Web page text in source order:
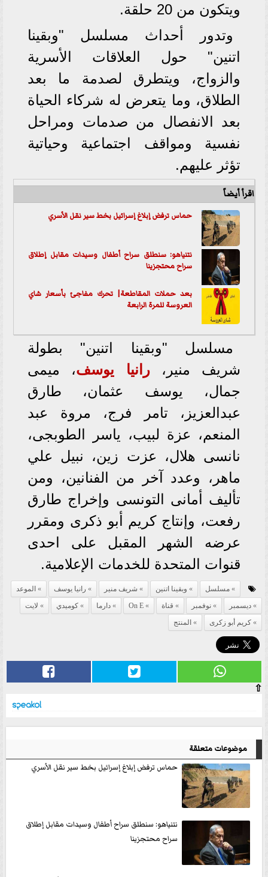
ويتكون من 20 حلقة.
وتدور أحداث مسلسل "وبقينا
اتنين" حول العلاقات الأسرية
والزواج، ويتطرق لصدمة ما بعد
الطلاق، وما يتعرض له شركاء الحياة
بعد الانفصال من صدمات ومراحل
نفسية ومواقف اجتماعية وحياتية
تؤثر عليهم.
اقرأ أيضاً
حماس ترفض إبلاغ إسرائيل بخط سير نقل الأسري
نتنياهو: سنطلق سراح أطفال وسيدات مقابل إطلاق
سراح محتجزينا
بعد حملات المقاطعة| تحرك مفاجئ بأسعار شاي
العروسة للمرة الرابعة
مسلسل "وبقينا اتنين" بطولة
شريف منير،رانيا يوسف، ميمى
جمال، يوسف عثمان، طارق
عبدالعزيز، تامر فرج، مروة عبد
المنعم، عزة لبيب، ياسر الطوبجى،
نانسى هلال، عزت زين، نبيل علي
ماهر، وعدد آخر من الفنانين، ومن
تأليف أمانى التونسى وإخراج طارق
رفعت، وإنتاج كريم أبو ذكرى ومقرر
عرضه الشهر المقبل على احدى
قنوات المتحدة للخدمات الإعلامية.
مسلسل وبقينا اتنين شريف منير رانيا يوسف
الموعد
ديسمبر
نوفمبر قناة On E دارما كوميدي
لايت
كريم أبو زكرى
المنتج
⇧
موضوعات متعلقة
حماس ترفض إبلاغ إسرائيل بخط سير نقل الأسري
نتنياهو: سنطلق سراح أطفال وسيدات مقابل إطلاق
سراح محتجزينا